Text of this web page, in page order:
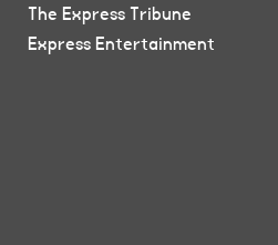
The Express Tribune
Express Entertainment